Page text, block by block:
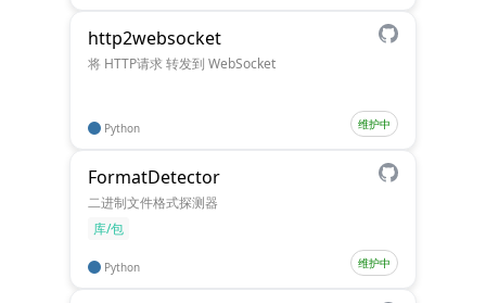
维护中
http2websocket
将 HTTP请求 转发到 WebSocket
Python
维护中
FormatDetector
二进制文件格式探测器
库/包
Python